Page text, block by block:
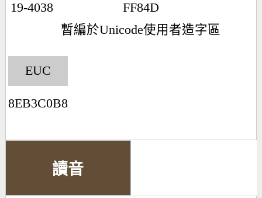
19-4038
FF84D
暫編於Unicode使用者造字區
EUC
8EB3C0B8
讀音